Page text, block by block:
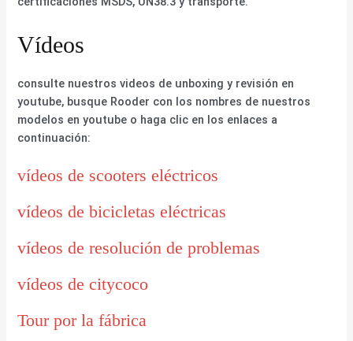
Vídeos
consulte nuestros videos de unboxing y revisión en
youtube, busque Rooder con los nombres de nuestros
modelos en youtube o haga clic en los enlaces a
continuación:
vídeos de scooters eléctricos
vídeos de bicicletas eléctricas
vídeos de resolución de problemas
vídeos de citycoco
Tour por la fábrica